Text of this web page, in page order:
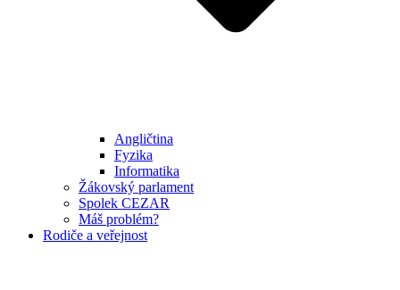
Angličtina
Fyzika
Informatika
Žákovský parlament
Spolek CEZAR
Máš problém?
Rodiče a veřejnost